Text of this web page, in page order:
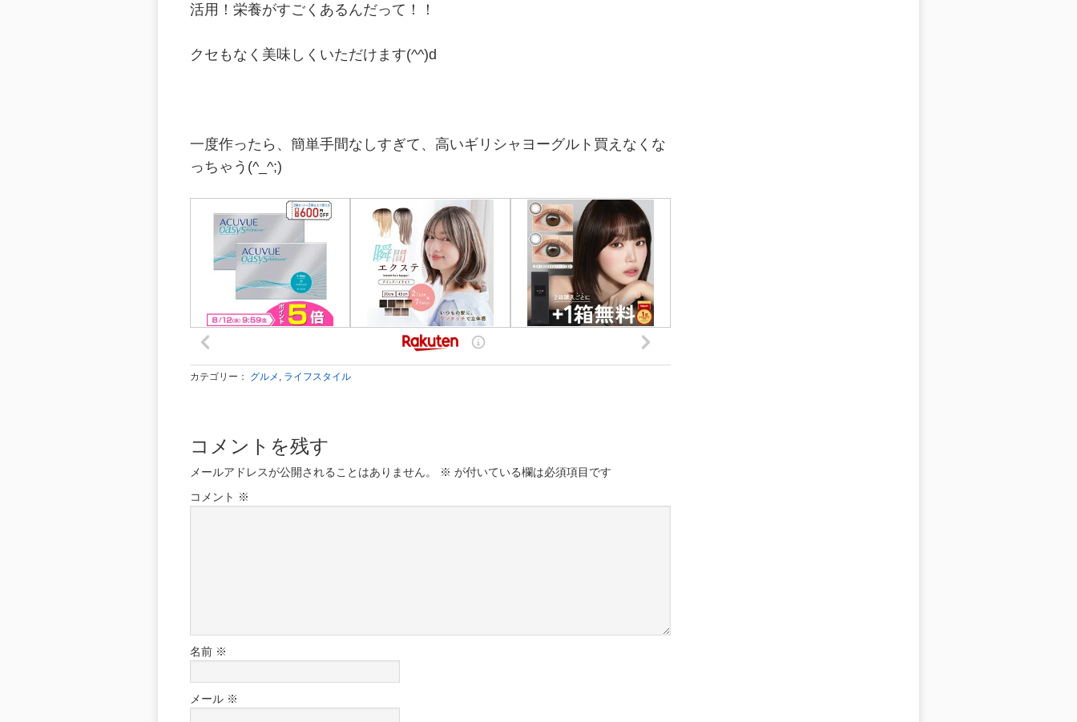
活用！栄養がすごくあるんだって！！
クセもなく美味しくいただけます(^^)d
一度作ったら、簡単手間なしすぎて、高いギリシャヨーグルト買えなくな
っちゃう(^_^;)
カテゴリー： グルメ ライフスタイル
コメントを残す
メールアドレスが公開されることはありません。 ※ が付いている欄は必須項目です
コメント ※
名前 ※
メール ※